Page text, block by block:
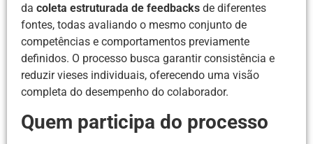
da coleta estruturada de feedbacks de diferentes
fontes, todas avaliando o mesmo conjunto de
competências e comportamentos previamente
definidos. O processo busca garantir consistência e
reduzir vieses individuais, oferecendo uma visão
completa do desempenho do colaborador.
Quem participa do processo